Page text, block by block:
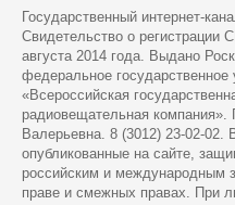
Государственный интернет-
Cвидетельство о
августа 2014 года. Выдано
федеральное государственное
«Всероссийская
радиовещательная
Валерьевна. 8 (3012) 23-02-
опубликованные на сайте,
российским и международным
праве и смежных правах. При